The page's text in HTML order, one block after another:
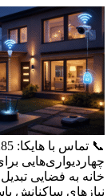
چهاردیواری‌هایی
خانه به فضایی
نیازهای ساکنانش